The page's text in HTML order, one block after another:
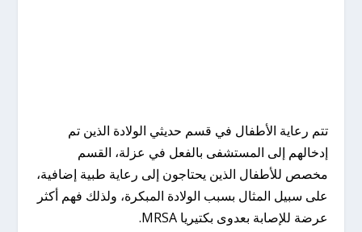
تتم رعاية الأطفال في قسم حديثي الولادة الذين تم
إدخالهم إلى المستشفى بالفعل في عزلة، القسم
مخصص للأطفال الذين يحتاجون إلى رعاية طبية إضافية،
على سبيل المثال بسبب الولادة المبكرة، ولذلك فهم أكثر
عرضة للإصابة بعدوى بكتيريا MRSA.